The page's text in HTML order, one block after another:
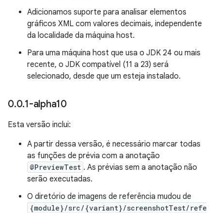
Adicionamos suporte para analisar elementos
gráficos XML com valores decimais, independente
da localidade da máquina host.
Para uma máquina host que usa o JDK 24 ou mais
recente, o JDK compatível (11 a 23) será
selecionado, desde que um esteja instalado.
0.0.1-alpha10
Esta versão inclui:
A partir dessa versão, é necessário marcar todas
as funções de prévia com a anotação
@PreviewTest . As prévias sem a anotação não
serão executadas.
O diretório de imagens de referência mudou de
{module}/src/{variant}/screenshotTest/refe